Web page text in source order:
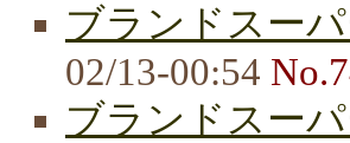
ブランドスー
02/13-00:54
ブランドスー